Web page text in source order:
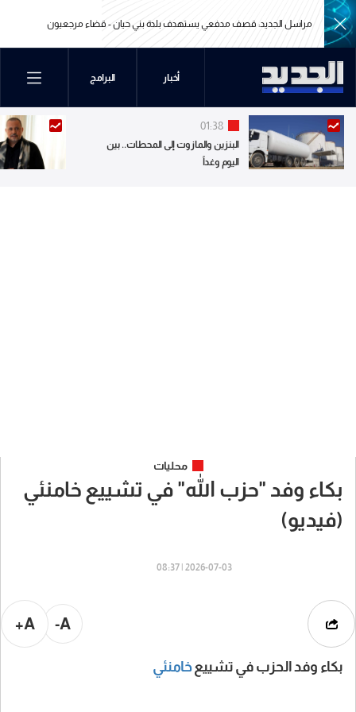
مراسل الجديد: قصف مدفعي يستهدف بلدة بني حيان - قضاء مرجعيون
مراسل الجديد: قصف مدفعي يستهدف بلدة بني حيان - قضاء مرجعيون
أخبار البرامج
01:38
البنزين والمازوت إلى المحطات.. بين
اليوم وغداً
محليات
بكاء وفد "حزب الله" في تشييع خامنئي
(فيديو)
2026-07-03 | 08:37
A-
A+
بكاء وفد الحزب في تشييعخامنئي